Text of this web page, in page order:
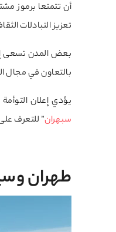
أن تتمتعا برموز
تعزيز التبادلات
بعض المدن تسعى
بالتعاون في مجال
يؤدي إعلان
سبهران” للتعرف على
طهران